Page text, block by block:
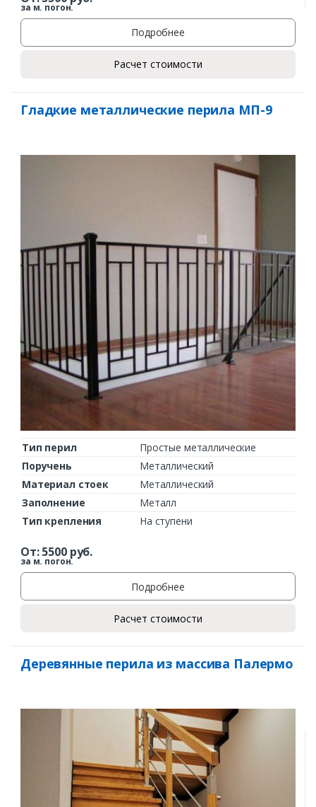
за м. погон.
Подробнее
Расчет стоимости
Гладкие металлические перила МП-9
Тип перил
Простые металлические
Поручень
Металлический
Материал стоек
Металлический
Заполнение
Металл
Тип крепления
На ступени
От:5500руб.
за м. погон.
Подробнее
Расчет стоимости
Деревянные перила из массива Палермо